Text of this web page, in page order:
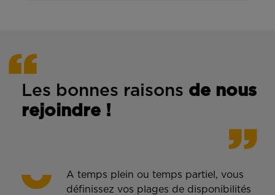
Les bonnes raisons de nous
rejoindre !
A temps plein ou temps partiel, vous
définissez vos plages de disponibilités